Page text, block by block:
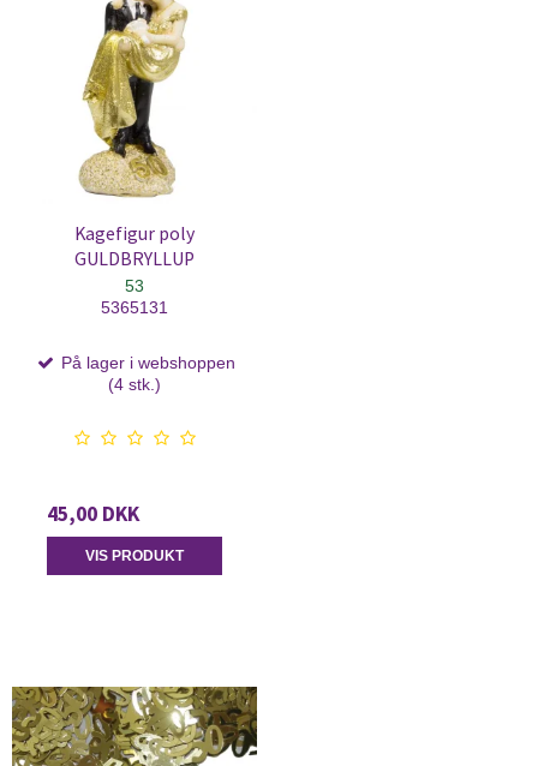
Kagefigur poly
GULDBRYLLUP
53
5365131
På lager i webshoppen
(4 stk.)
45,00 DKK
VIS PRODUKT